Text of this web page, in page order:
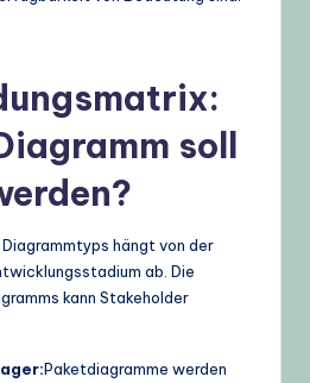
soll
hängt von der
ab. Die
kann Stakeholder
Paketdiagramme werden